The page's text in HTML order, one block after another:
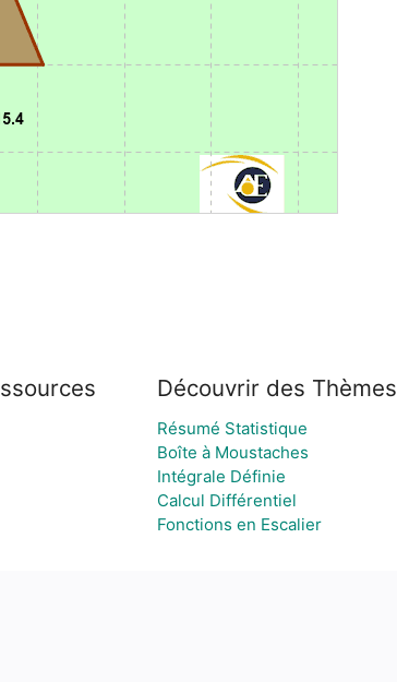
Découvrir des Thèmes
Résumé Statistique
Boîte à Moustaches
Intégrale Définie
Calcul Différentiel
Fonctions en Escalier